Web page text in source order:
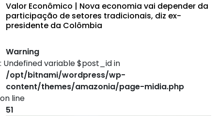
Valor Econômico | Nova economia vai depender da
participação de setores tradicionais, diz ex-
presidente da Colômbia
Warning
: Undefined variable $post_id in
/opt/bitnami/wordpress/wp-
content/themes/amazonia/page-midia.php
on line
51